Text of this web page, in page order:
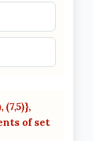
(7,5)},
of set